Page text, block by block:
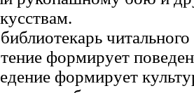
формирует
формирует